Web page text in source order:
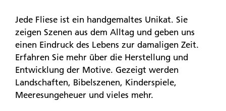
Jede Fliese ist ein handgemaltes Unikat. Sie
zeigen Szenen aus dem Alltag und geben uns
einen Eindruck des Lebens zur damaligen Zeit.
Erfahren Sie mehr über die Herstellung und
Entwicklung der Motive. Gezeigt werden
Landschaften, Bibelszenen, Kinderspiele,
Meeresungeheuer und vieles mehr.